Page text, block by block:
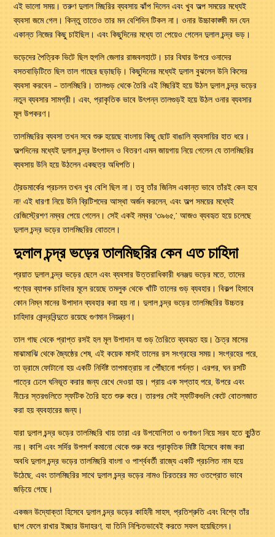
এই ভালো সময়। তরুণ দুলাল মিছরির ব্যবসায় ঝাঁপ দিলেন এবং খুব অল্প সময়ের মধ্যেই
ব্যবসা জমে গেল। কিন্তু তাতেও তার মন বেশিদিন টিকল না। ওনার উচ্চাকাঙ্ক্ষী মন যেন
একান্ত নিজের কিছু চাইছিল। এবং কিছুদিনের মধ্যে তা পেয়েও গেলেন দুলাল চন্দ্র ভড়।
ভড়েদের পৈত্রিক ভিটে ছিল হুগলি জেলার রাজবলহাটে। চার বিঘার উপরে ওনাদের
বসতবাড়িটিতে ছিল তাল গাছের ছড়াছড়ি। কিছুদিনের মধ্যেই দুলাল বুঝলেন উনি কিসের
ব্যবসা করবেন – তালমিছরি। তালগুড় থেকে তৈরি এই মিছরিই হয়ে উঠল দুলাল চন্দ্র ভড়ের
নতুন ব্যবসার সামগ্রী। এবং, প্রাকৃতিক ভাবে উৎপন্ন তালগুড়ই হয়ে উঠল ওনার ব্যবসার
মূল উপকরণ।
তালমিছরির ব্যবসা তখন সবে শুরু হয়েছে বাংলায় কিছু ছোট বাঙালি ব্যবসায়ির হাত ধরে।
অল্পদিনের মধ্যেই দুলাল চন্দ্র উৎপাদন ও বিতরণ এমন জায়গায় নিয়ে গেলেন যে তালমিছরির
ব্যবসায় উনি হয়ে উঠলেন একছত্র অধিপতি।
ট্রেডমার্কের প্রচলন তখন খুব বেশি ছিল না। তবু তাঁর জিনিস একান্ত ভাবে তাঁরই কেন হবে
না! এই ধারণা নিয়ে উনি ব্রিটিশদের আস্থা অর্জন করলেন, এবং অল্প সময়ের মধ্যেই
রেজিস্ট্রেশণ নম্বর পেয়ে গেলেন। সেই একই নম্বর ‘৩৯৬৫,’ আজও ব্যবহৃত হয়ে চলেছে
দুলাল চন্দ্র ভড়ের তালমিছরির বোতলে।
দুলাল চন্দ্র ভড়ের তালমিছরির কেন এত চাহিদা
প্রয়াত দুলাল চন্দ্র ভড়ের ছেলে এবং ব্যবসার উত্তরাধিকারী ধনঞ্জয় ভড়ের মতে, তাদের
পণ্যের ব্যাপক চাহিদার মূলে রয়েছে তমলুক থেকে খাঁটি তালের গুড় ব্যবহার। বিকল্প হিসাবে
কোন নিম্ন মানের উপাদান ব্যবহার করা হয় না। দুলাল চন্দ্র ভড়ের তালমিছরির উচ্চতর
চাহিদার কেন্দ্রবিন্দুতে রয়েছে গুণমান নিয়ন্ত্রণ।
তাল গাছ থেকে প্রাপ্ত রসই হল মূল উপাদান যা গুড় তৈরিতে ব্যবহৃত হয়।চৈত্র মাসের
মাঝামাঝি থেকে জ্যৈষ্ঠের শেষ, এই কয়েক মাসই তালের রস সংগ্রহের সময়। সংগ্রহের পরে,
তা ড্রামে ফোটানো হয় একটি নির্দিষ্ট তাপমাত্রায় না পৌঁছানো পর্যন্ত। এরপর, ঘন রসটি
পাত্রে ঢেলে ঘনিভূত করার জন্য রেখে দেওয়া হয়। প্রায় এক সপ্তাহ পরে, উপরে এবং
নীচের স্তরগুলিতে স্ফটিক তৈরি হতে শুরু করে। তারপর সেই স্ফটিকগুলি কেটে বোতলজাত
করা হয় ব্যবহারের জন্য।
যারা দুলাল চন্দ্র ভড়ের তালমিছরি খায় তারা এর উপযোগিতা ও গুণাগুণ নিয়ে সরব হতে কুন্ঠিত
নয়। কাশি এবং সর্দির উপসর্গ কমানো থেকে শুরু করে প্রাকৃতিক মিষ্টি হিসেবে কাজ করা
অবধি দুলাল চন্দ্র ভড়ের তালমিছরি বাংলা ও পার্শ্ববর্তী রাজ্যে একটি প্রচলিত নাম হয়ে
উঠেছে, এবং তালমিছরির সাথে দুলাল চন্দ্র ভড়ের নামও চিরতরের মত ওতপ্রোত ভাবে
জড়িয়ে গেছে।
একজন উদ্যোক্তা হিসেবে দুলাল চন্দ্র ভড়ের কাহিনী সাহস, প্রতিশ্রুতি এবং বিশ্বে তাঁর
ছাপ ফেলে রাখার ইচ্ছার উদাহরণ, যা তিনি নিশ্চিতভাবেই করতে সফল হয়েছিলেন।